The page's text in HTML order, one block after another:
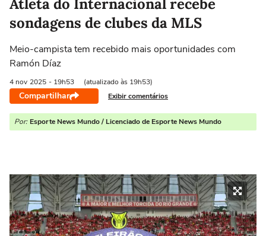
Atleta do Internacional recebe
sondagens de clubes da MLS
Meio-campista tem recebido mais oportunidades com
Ramón Díaz
4 nov 2025 - 19h53 (atualizado às 19h53)
Compartilhar Exibir comentários
Por: Esporte News Mundo / Licenciado de Esporte News Mundo